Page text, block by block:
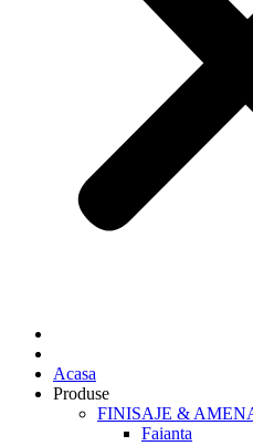
Acasa
Produse
FINISAJE &
Faianta